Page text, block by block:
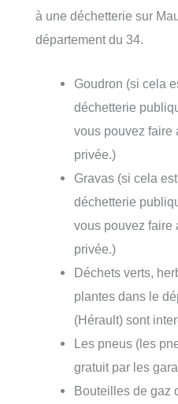
à une déchetterie sur
département du 34.
Goudron (si cela
déchetterie
vous pouvez faire
privée.)
Gravas (si cela
déchetterie
vous pouvez faire
privée.)
Déchets verts,
plantes dans le
(Hérault) sont
Les pneus (les
gratuit par les
Bouteilles de gaz